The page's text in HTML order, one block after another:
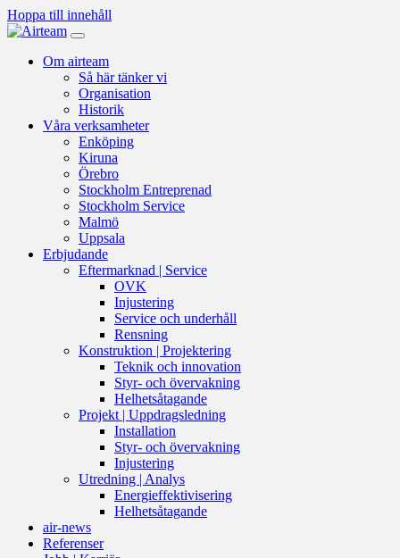
Hoppa till innehåll
Om airteam
Så här tänker vi
Organisation
Historik
Våra verksamheter
Enköping
Kiruna
Örebro
Stockholm Entreprenad
Stockholm Service
Malmö
Uppsala
Erbjudande
Eftermarknad | Service
OVK
Injustering
Service och underhåll
Rensning
Konstruktion | Projektering
Teknik och innovation
Styr- och övervakning
Helhetsåtagande
Projekt | Uppdragsledning
Installation
Styr- och övervakning
Injustering
Utredning | Analys
Energieffektivisering
Helhetsåtagande
air-news
Referenser